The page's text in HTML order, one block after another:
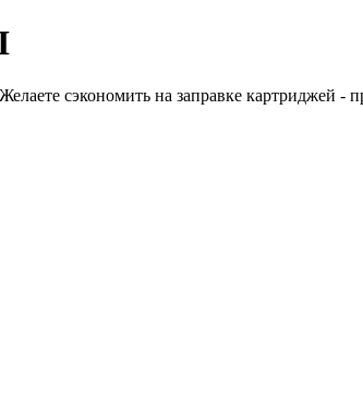
сэкономить на заправке картриджей -